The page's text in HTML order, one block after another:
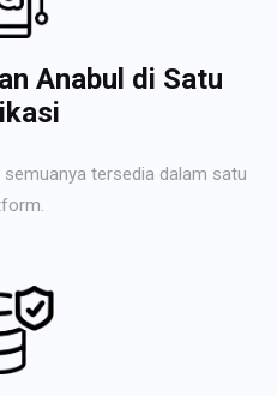
Anabul di Satu
tersedia dalam satu